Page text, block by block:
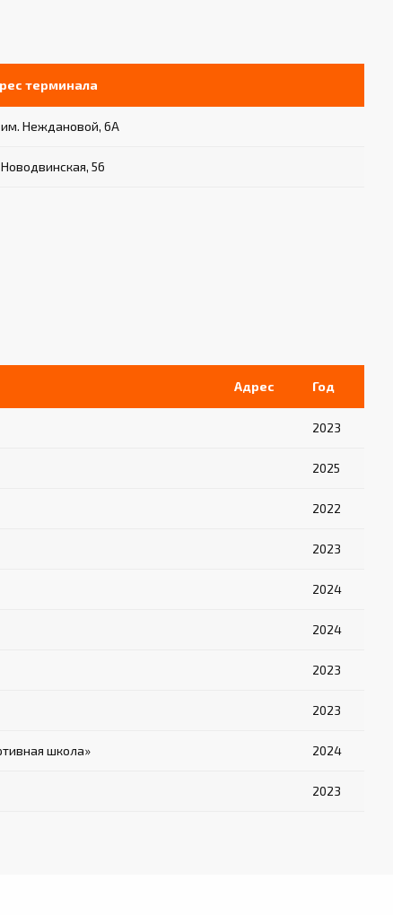
терминала
им. Неждановой, 6А
56
Адрес Год
2023
2025
2022
2023
2024
2024
2023
2023
школа» 2024
2023